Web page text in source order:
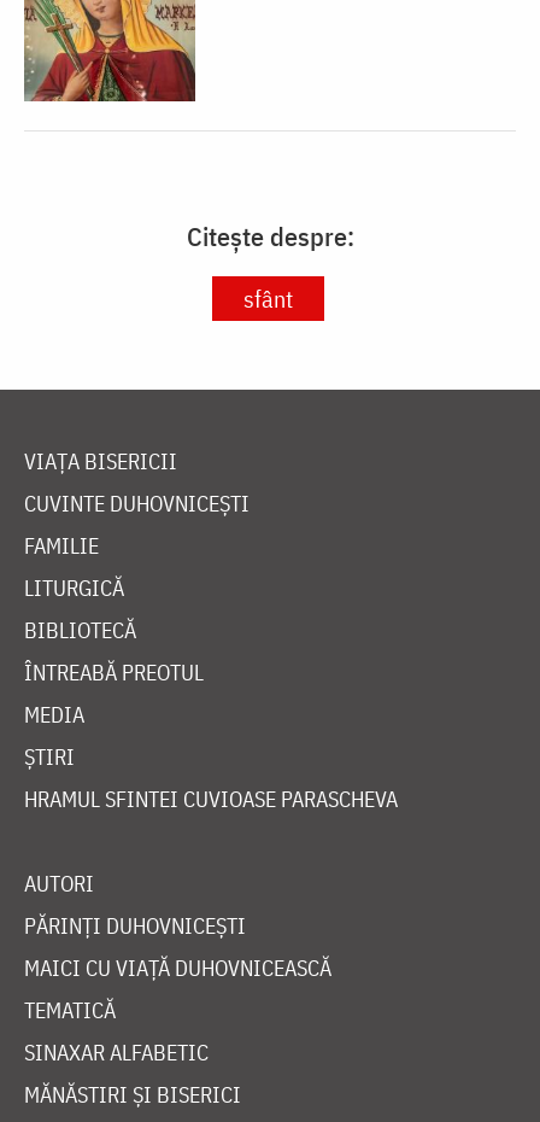
Citește despre:
sfânt
VIAȚA BISERICII
CUVINTE DUHOVNICEȘTI
FAMILIE
LITURGICĂ
BIBLIOTECĂ
ÎNTREABĂ PREOTUL
MEDIA
ȘTIRI
HRAMUL SFINTEI CUVIOASE PARASCHEVA
AUTORI
PĂRINȚI DUHOVNICEȘTI
MAICI CU VIAȚĂ DUHOVNICEASCĂ
TEMATICĂ
SINAXAR ALFABETIC
MĂNĂSTIRI ȘI BISERICI